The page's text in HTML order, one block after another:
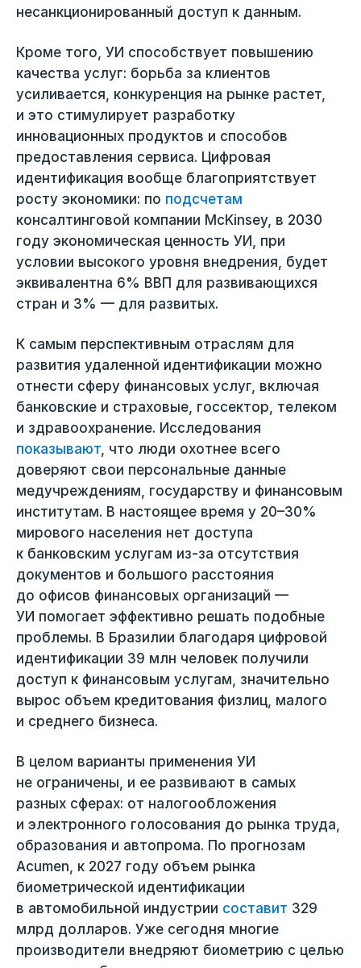
несанкционированный доступ к данным.
Кроме того, УИ способствует повышению
качества услуг: борьба за клиентов
усиливается, конкуренция на рынке растет,
и это стимулирует разработку
инновационных продуктов и способов
предоставления сервиса. Цифровая
идентификация вообще благоприятствует
росту экономики: по подсчетам
консалтинговой компании McKinsey, в 2030
году экономическая ценность УИ, при
условии высокого уровня внедрения, будет
эквивалентна 6% ВВП для развивающихся
стран и 3% — для развитых.
К самым перспективным отраслям для
развития удаленной идентификации можно
отнести сферу финансовых услуг, включая
банковские и страховые, госсектор, телеком
и здравоохранение. Исследования
показывают , что люди охотнее всего
доверяют свои персональные данные
медучреждениям, государству и финансовым
институтам. В настоящее время у 20–30%
мирового населения нет доступа
к банковским услугам из-за отсутствия
документов и большого расстояния
до офисов финансовых организаций —
УИ помогает эффективно решать подобные
проблемы. В Бразилии благодаря цифровой
идентификации 39 млн человек получили
доступ к финансовым услугам, значительно
вырос объем кредитования физлиц, малого
и среднего бизнеса.
В целом варианты применения УИ
не ограничены, и ее развивают в самых
разных сферах: от налогообложения
и электронного голосования до рынка труда,
образования и автопрома. По прогнозам
Acumen, к 2027 году объем рынка
биометрической идентификации
в автомобильной индустрии составит 329
млрд долларов. Уже сегодня многие
производители внедряют биометрию с целью